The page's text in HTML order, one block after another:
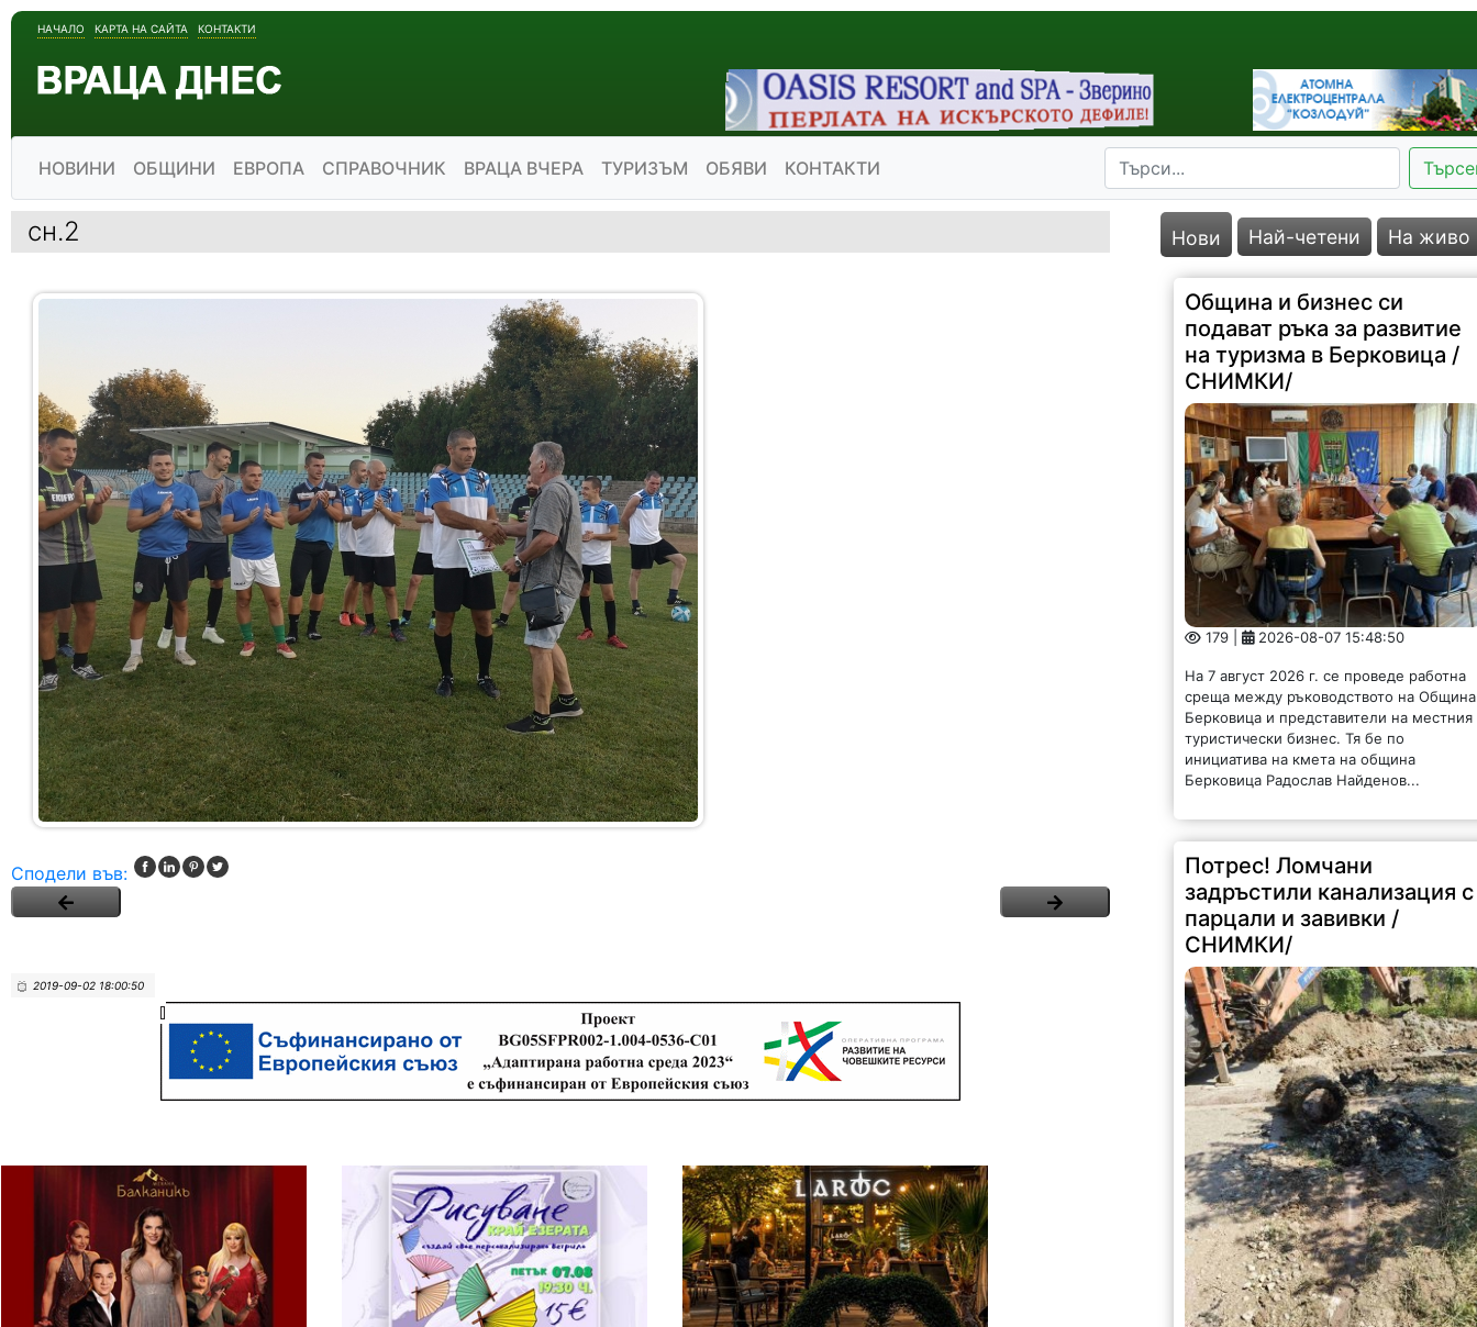
НАЧАЛО КАРТА НА САЙТА КОНТАКТИ
НОВИНИ ОБЩИНИ ЕВРОПА СПРАВОЧНИК ВРАЦА ВЧЕРА ТУРИЗЪМ ОБЯВИ КОНТАКТИ
сн.2
Сподели във:
2019-09-02 18:00:50
Нови Най-четени На живо
Община и бизнес си
подават ръка за развитие
на туризма в Берковица /
СНИМКИ/
179 | 2026-08-07 15:48:50
На 7 август 2026 г. се проведе работна
среща между ръководството на Община
Берковица и представители на местния
туристически бизнес. Тя бе по
инициатива на кмета на община
Берковица Радослав Найденов...
Потрес! Ломчани
задръстили канализация с
парцали и завивки /
СНИМКИ/